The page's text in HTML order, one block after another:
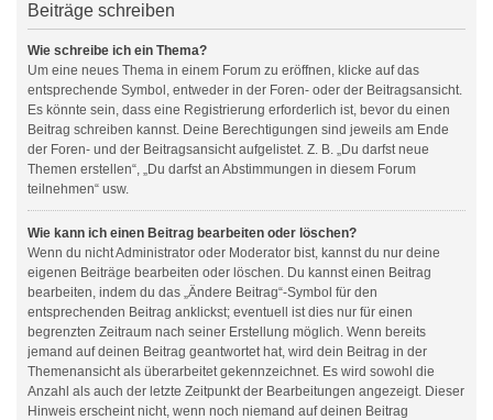
Beiträge schreiben
Wie schreibe ich ein Thema?
Um eine neues Thema in einem Forum zu eröffnen, klicke auf das
entsprechende Symbol, entweder in der Foren- oder der Beitragsansicht.
Es könnte sein, dass eine Registrierung erforderlich ist, bevor du einen
Beitrag schreiben kannst. Deine Berechtigungen sind jeweils am Ende
der Foren- und der Beitragsansicht aufgelistet. Z. B. „Du darfst neue
Themen erstellen“, „Du darfst an Abstimmungen in diesem Forum
teilnehmen“ usw.
Wie kann ich einen Beitrag bearbeiten oder löschen?
Wenn du nicht Administrator oder Moderator bist, kannst du nur deine
eigenen Beiträge bearbeiten oder löschen. Du kannst einen Beitrag
bearbeiten, indem du das „Ändere Beitrag“-Symbol für den
entsprechenden Beitrag anklickst; eventuell ist dies nur für einen
begrenzten Zeitraum nach seiner Erstellung möglich. Wenn bereits
jemand auf deinen Beitrag geantwortet hat, wird dein Beitrag in der
Themenansicht als überarbeitet gekennzeichnet. Es wird sowohl die
Anzahl als auch der letzte Zeitpunkt der Bearbeitungen angezeigt. Dieser
Hinweis erscheint nicht, wenn noch niemand auf deinen Beitrag